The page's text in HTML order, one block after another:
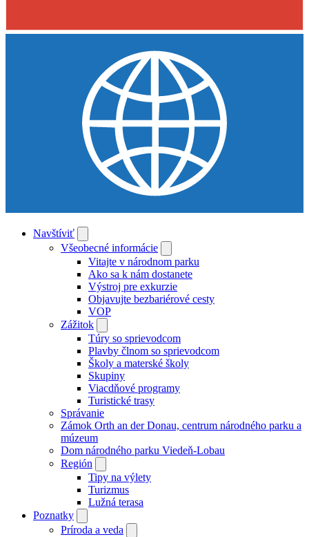
Navštíviť
Všeobecné informácie
Vitajte v národnom parku
Ako sa k nám dostanete
Výstroj pre exkurzie
Objavujte bezbariérové cesty
VOP
Zážitok
Túry so sprievodcom
Plavby člnom so sprievodcom
Školy a materské školy
Skupiny
Viacdňové programy
Turistické trasy
Správanie
Zámok Orth an der Donau, centrum národného parku a
múzeum
Dom národného parku Viedeň-Lobau
Región
Tipy na výlety
Turizmus
Lužná terasa
Poznatky
Príroda a veda